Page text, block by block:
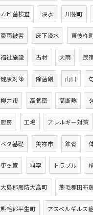
カビ菌検査 浸水 川棚町
豪雨被害 床下浸水 東彼杵
福祉施設 古材 大雨 民
健康対策 除菌剤 山口
柳井市 高気密 高断熱
厨房 工場 アレルギー対策
ベタ基礎 美祢市 鉄骨
更衣室 料亭 トラブル
大島郡周防大島町 熊毛郡田布
熊毛郡平生町 アスペルギルス症